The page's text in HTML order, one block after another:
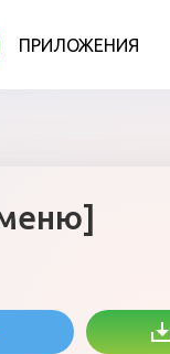
ПРИЛОЖЕНИЯ